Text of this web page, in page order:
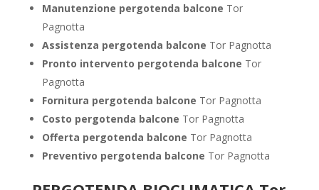
Manutenzione pergotenda balcone Tor
Pagnotta
Assistenza pergotenda balcone Tor Pagnotta
Pronto intervento pergotenda balcone Tor
Pagnotta
Fornitura pergotenda balcone Tor Pagnotta
Costo pergotenda balcone Tor Pagnotta
Offerta pergotenda balcone Tor Pagnotta
Preventivo pergotenda balcone Tor Pagnotta